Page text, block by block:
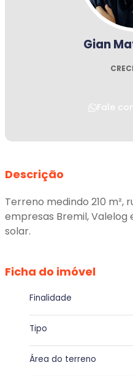
Gian
Fale
Descrição
Terreno medindo 210 m²,
empresas Bremil, Valelog
solar.
Ficha do imóvel
Finalidade
Tipo
Área do terreno